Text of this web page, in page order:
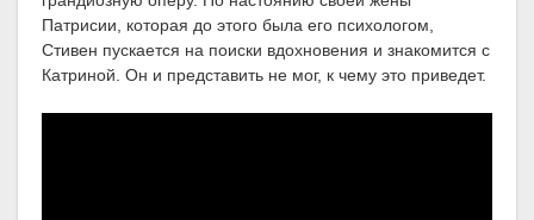
Патрисии, которая до этого была его психологом,
Стивен пускается на поиски вдохновения и знакомится с
Катриной. Он и представить не мог, к чему это приведет.